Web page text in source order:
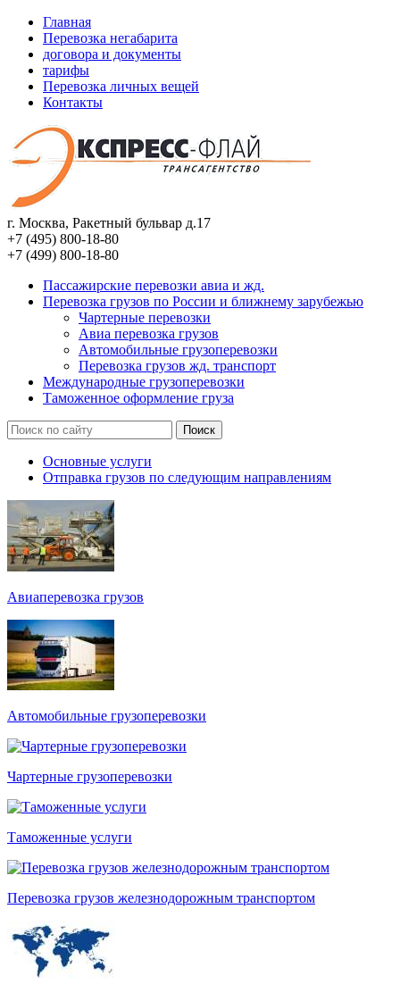
Главная
Перевозка негабарита
договора и документы
тарифы
Перевозка личных вещей
Контакты
г. Москва, Ракетный бульвар д.17
+7 (495) 800-18-80
+7 (499) 800-18-80
Пассажирские перевозки авиа и жд.
Перевозка грузов по России и ближнему зарубежью
Чартерные перевозки
Авиа перевозка грузов
Автомобильные грузоперевозки
Перевозка грузов жд. транспорт
Международные грузоперевозки
Таможенное оформление груза
Основные услуги
Отправка грузов по следующим направлениям
Авиаперевозка грузов
Автомобильные грузоперевозки
Чартерные грузоперевозки
Таможенные услуги
Перевозка грузов железнодорожным транспортом